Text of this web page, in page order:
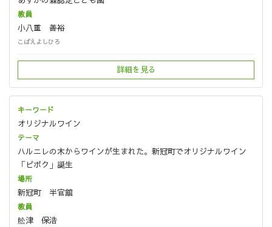
小八重 善裕
こばえよしひろ
詳細を見る
オリジナルワイン
ハルニレの木からワインが生まれた。新冠町でオリジナルワイン
「ピポク」誕生
新冠町 半官舘
舩津 保浩